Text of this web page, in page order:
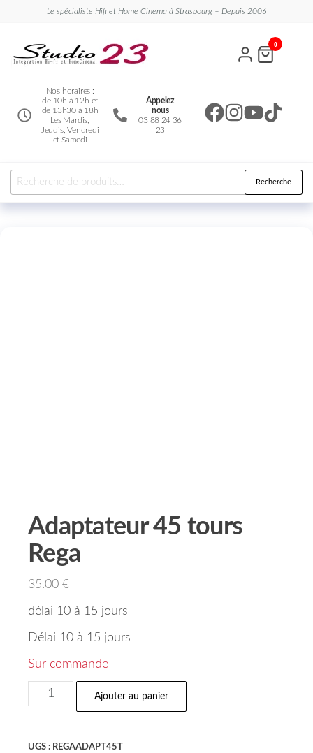
Le spécialiste Hifi et Home Cinema à Strasbourg – Depuis 2006
Nos horaires :
de 10h à 12h et
de 13h30 à 18h
Les Mardis,
Jeudis, Vendredi
et Samedi
Appelez
nous
03 88 24 36
23
0
Recherche
Adaptateur 45 tours
Rega
35.00 €
délai 10 à 15 jours
Délai 10 à 15 jours
Sur commande
Ajouter au panier
UGS : REGAADAPT45T